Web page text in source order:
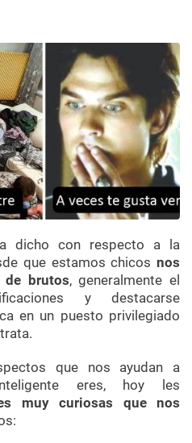
dicho con respecto a la
que estamos chicos nos
brutos, generalmente el
y destacarse
en un puesto privilegiado
que nos ayudan a
eres, hoy les
muy curiosas que nos